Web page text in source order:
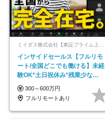
インサイドセールス【フルリモ
ート/全国どこでも働ける】未経
験OK*土日祝休み*残業少なめ*
在宅勤務手当あり
300～600万円
フルリモートあり